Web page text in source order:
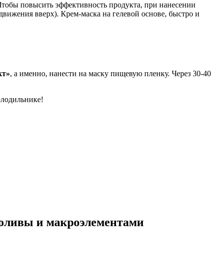
повысить эффективность продукта, при нанесении
вверх). Крем-маска на гелевой основе, быстро и
, а именно, нанести на маску пищевую пленку. Через 30-40
и макроэлементами